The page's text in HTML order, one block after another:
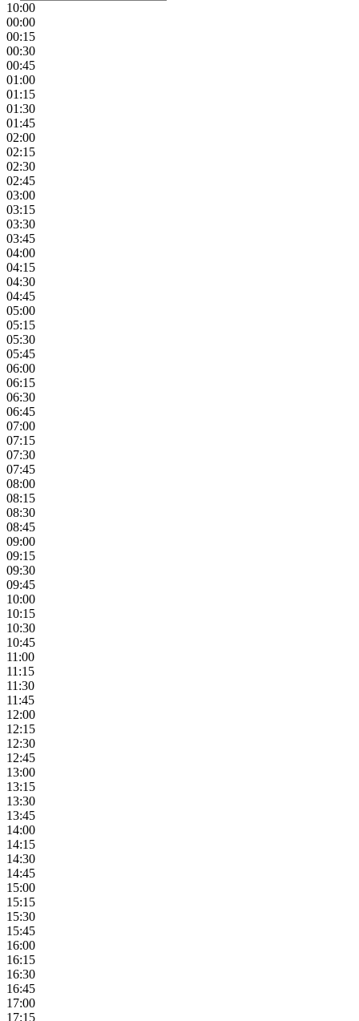
10:00
00:00
00:15
00:30
00:45
01:00
01:15
01:30
01:45
02:00
02:15
02:30
02:45
03:00
03:15
03:30
03:45
04:00
04:15
04:30
04:45
05:00
05:15
05:30
05:45
06:00
06:15
06:30
06:45
07:00
07:15
07:30
07:45
08:00
08:15
08:30
08:45
09:00
09:15
09:30
09:45
10:00
10:15
10:30
10:45
11:00
11:15
11:30
11:45
12:00
12:15
12:30
12:45
13:00
13:15
13:30
13:45
14:00
14:15
14:30
14:45
15:00
15:15
15:30
15:45
16:00
16:15
16:30
16:45
17:00
17:15